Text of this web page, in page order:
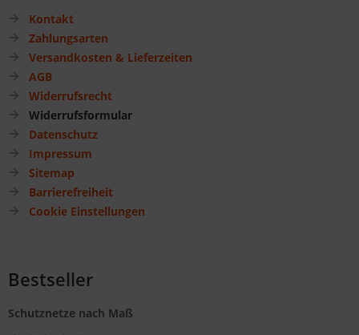
Kontakt
Zahlungsarten
Versandkosten & Lieferzeiten
AGB
Widerrufsrecht
Widerrufsformular
Datenschutz
Impressum
Sitemap
Barrierefreiheit
Cookie Einstellungen
Bestseller
Schutznetze nach Maß